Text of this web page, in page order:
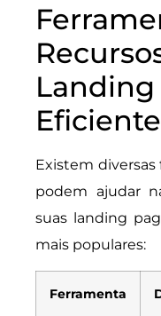
Existem
podem ajudar
suas landing
mais populares:
Ferramenta